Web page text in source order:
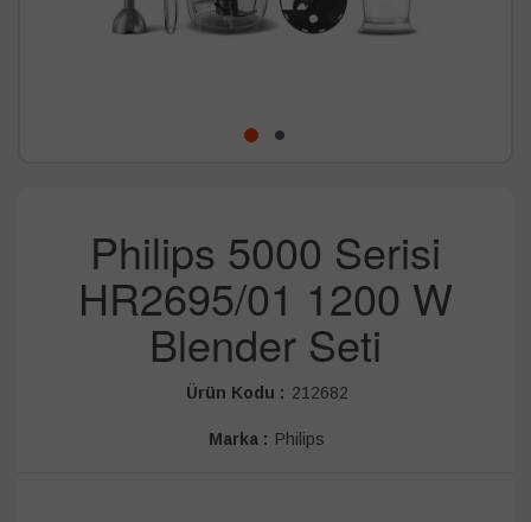
Philips 5000 Serisi
HR2695/01 1200 W
Blender Seti
Ürün Kodu : 212682
Marka : Philips